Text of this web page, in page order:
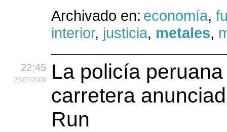
Archivado en: economía,
interior, justicia, metales,
22:45
25/07/2009
La policía
carretera
Run